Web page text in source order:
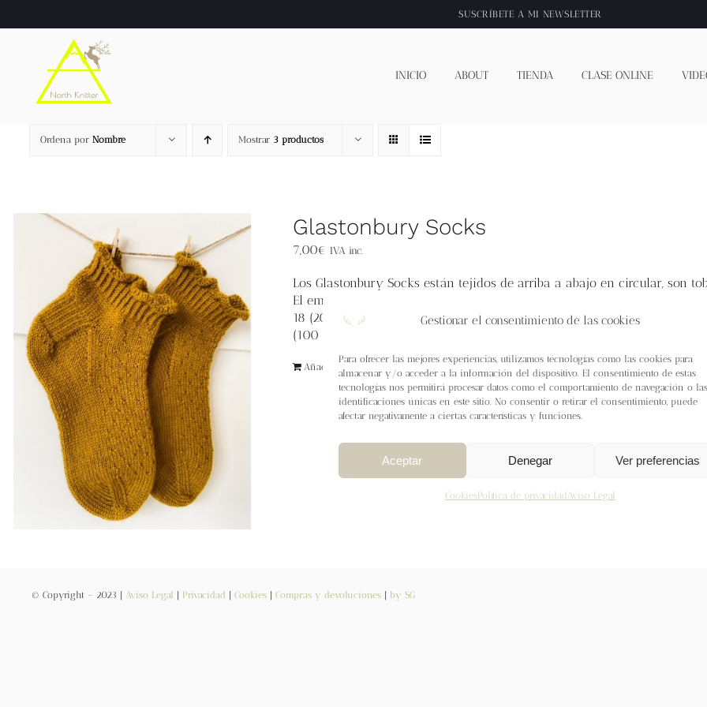
Gestionar el consentimiento de las cookies
Para ofrecer las mejores experiencias, utilizamos tecnologías como las cookies para
almacenar y/o acceder a la información del dispositivo. El consentimiento de estas
tecnologías nos permitirá procesar datos como el comportamiento de navegación o las
identificaciones únicas en este sitio. No consentir o retirar el consentimiento, puede
afectar negativamente a ciertas características y funciones.
Aceptar Denegar Ver preferencias
CookiesPolítica de privacidad Aviso Legal
al
SUSCRÍBETE A MI NEWSLETTER
INICIO ABOUT TIENDA CLASE ONLINE
Ordena por Nombre Mostrar 3 productos
Glastonbury Socks
7,00€ IVA inc.
Los Glastonbury Socks están tejidos de arriba a abajo en circular, son
El empeine está tejido con efecto plumeti y el cierre utilizado es el "
18 (20, 22) cm / 7 (7.75, 8.75)“ Holgura recomendada: negativa 1-2 cm.
(100 g / 385 m; 3.53 oz / 421 yd; 100% lana)
Añadir al carrito Detalles
© Copyright – 2023 | Aviso Legal Privacidad Cookies| Compras y devoluciones| by SG